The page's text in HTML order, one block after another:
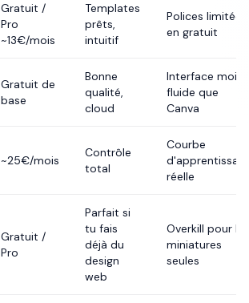
Gratuit /
Pro
~13€/mois
Templates
prêts,
intuitif
Polices limitées
en gratuit
Gratuit de
base
Bonne
qualité,
cloud
Interface moins
fluide que
Canva
~25€/mois
Contrôle
total
Courbe
réelle
Gratuit /
Pro
Parfait si
tu fais
déjà du
design
web
Overkill pour les
miniatures
seules